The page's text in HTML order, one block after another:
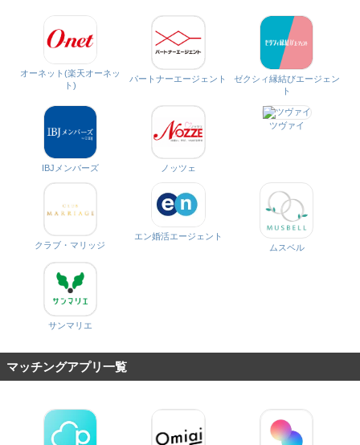
オーネット(楽天オーネッ
ト)
パートナーエージェント
ゼクシィ縁結びエージェン
ト
IBJメンバーズ ノッツェ
ツヴァイ
クラブ・マリッジ
エン婚活エージェント
ムスベル
サンマリエ
マッチングアプリ一覧